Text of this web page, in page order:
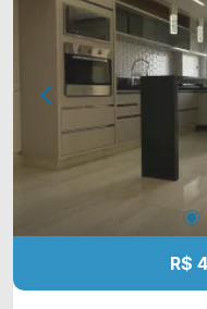
Crema e Davita,
Droga Raia, escola
Brocatto e Maravilhas do Lar.
com a equipe da
visita!! WhatsApp
ARBIX IMÓVEIS -
R$